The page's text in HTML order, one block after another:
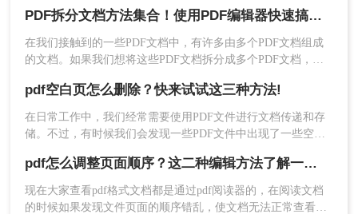
作，都需要了解相关的步骤和工具的使用方法。同
的编辑操作能够正确地应用于PDF文件中。希望这
篇文章能帮助您更好地处理您的PDF文件。
PDF编辑器拆分PDF文档的步骤吧！
PDF拆分文档方法集合！使用PDF编辑器快速搞定！
在我们接触到的一些PDF文档中，有许多由多个PDF文档组成
的文档。如果我们想将这些PDF文档拆分成多个PDF文档，我
PDF编辑器拆分PDF文档的步骤吧！
pdf空白页怎么删除？快来试试这三种方法!
在日常工作中，我们经常需要使用PDF文件进行文档传递和存
储。不过，有时候我们会发现一些PDF文件中出现了一些空白
验。那么，pdf空白页怎么删除呢？接下来，我将为您详细介绍
三种方法。
pdf怎么调整页面顺序？这二种编辑方法了解一下！
现在大家查看pdf格式文档都是通过pdf阅读器的，在阅读文档
的时候如果发现文件页面的顺序错乱，使文档无法正常查看的